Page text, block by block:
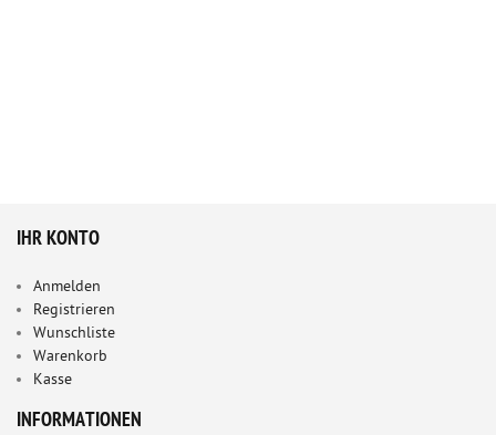
IHR KONTO
Anmelden
Registrieren
Wunschliste
Warenkorb
Kasse
INFORMATIONEN